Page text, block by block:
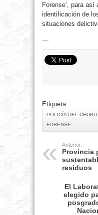
Forense’, para
identificación de
situaciones
—
Etiqueta:
POLICÍA DEL
FORENSE
Anterior:
Provincia
residuos
El
elegido